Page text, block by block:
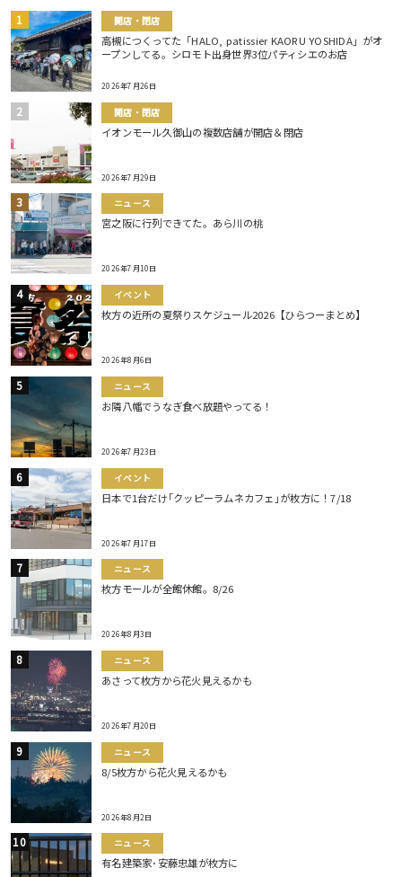
開店・閉店
高槻につくってた「HALO, patissier KAORU YOSHIDA」がオ
ープンしてる。シロモト出身世界3位パティシエのお店
2026年7月26日
開店・閉店
イオンモール久御山の複数店舗が開店＆閉店
2026年7月29日
ニュース
宮之阪に行列できてた。あら川の桃
2026年7月10日
イベント
枚方の近所の夏祭りスケジュール2026【ひらつーまとめ】
2026年8月6日
ニュース
お隣八幡でうなぎ食べ放題やってる！
2026年7月23日
イベント
日本で1台だけ｢クッピーラムネカフェ｣が枚方に！7/18
2026年7月17日
ニュース
枚方モールが全館休館。8/26
2026年8月3日
ニュース
あさって枚方から花火見えるかも
2026年7月20日
ニュース
8/5枚方から花火見えるかも
2026年8月2日
ニュース
有名建築家･安藤忠雄が枚方に